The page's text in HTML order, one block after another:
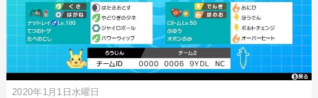
2020年1月1日水曜日